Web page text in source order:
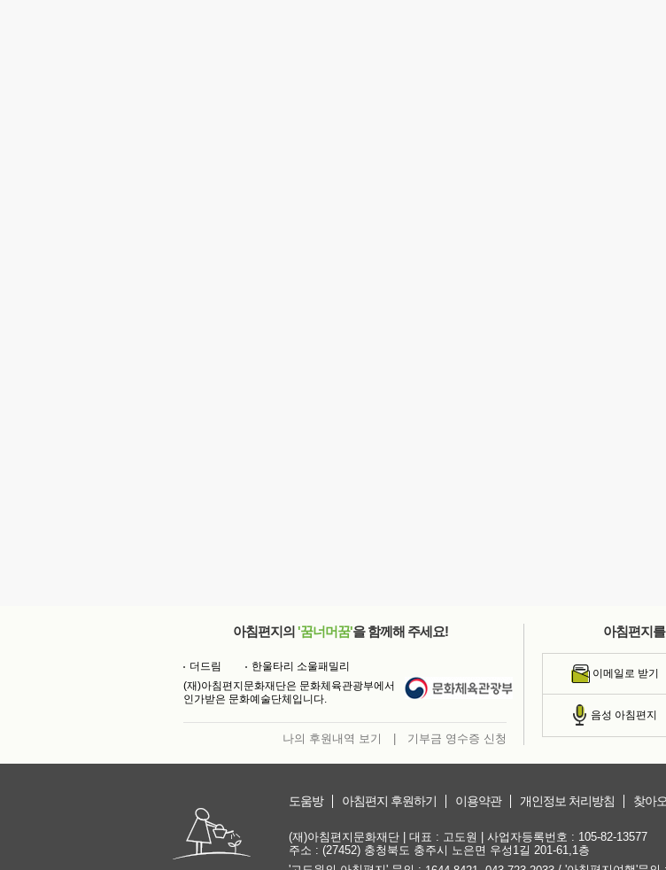
아침편지의 '꿈너머꿈'을 함께해 주세요!
더드림
한울타리 소울패밀리
(재)아침편지문화재단은 문화체육관광부에서
인가받은 문화예술단체입니다.
나의 후원내역 보기 기부금 영수증 신청
아침편지
이메일로 받기
음성 아침편지
도움방 아침편지 후원하기 이용약관 개인정보 처리방침 찾아
(재)아침편지문화재단 | 대표 : 고도원 | 사업자등록번호 : 105-82-13577
주소 : (27452) 충청북도 충주시 노은면 우성1길 201-61,1층